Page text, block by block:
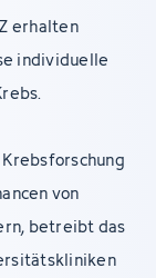
erhalten
individuelle
von
betreibt das